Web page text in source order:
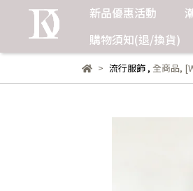
新品優惠活動
購物須知(退/換貨)
流行服飾, 全商品,